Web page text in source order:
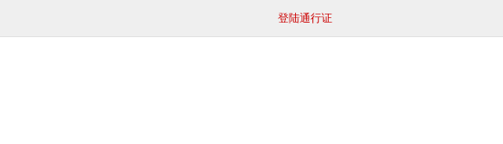
登陆通行证